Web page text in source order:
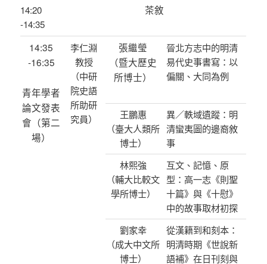
14:20
-14:35
茶敘
14:35
-16:35
青年學者
論文發表
會（第二
場）
李仁淵
教授
（中研
院史語
所助研
究員）
張繼瑩
（暨大歷史
所博士）
晉北方志中的明清
易代史事書寫：以
偏關、大同為例
王鵬惠
（臺大人類所
博士）
異／軼域遺蹤：明
清蠻夷圖的邊裔敘
事
林熙強
（輔大比較文
學所博士）
互文、記憶、原
型：高一志《則聖
十篇》與《十慰》
中的故事取材初探
劉家幸
（成大中文所
博士）
從漢籍到和刻本：
明清時期《世說新
語補》在日刊刻與